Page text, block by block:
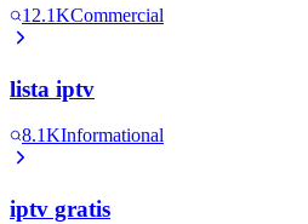
12.1KCommercial
lista iptv
8.1KInformational
iptv gratis